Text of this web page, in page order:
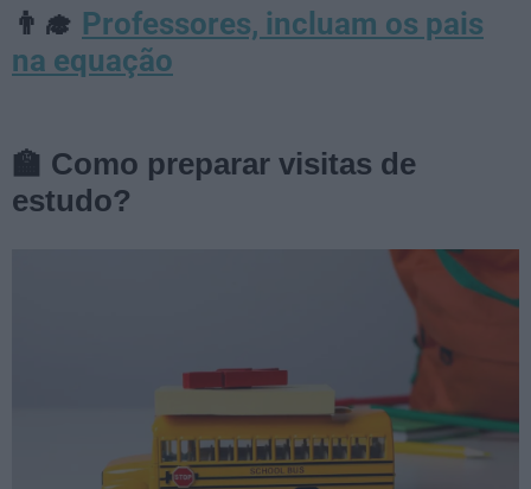
👨‍🎓 Professores, incluam os pais
na equação
🏫 Como preparar visitas de
estudo?